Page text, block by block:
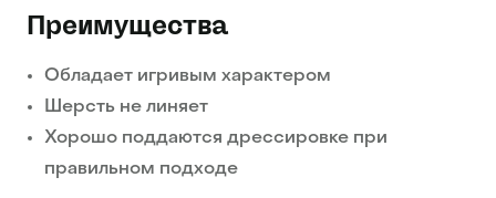
Преимущества
Обладает игривым характером
Шерсть не линяет
Хорошо поддаются дрессировке при
правильном подходе